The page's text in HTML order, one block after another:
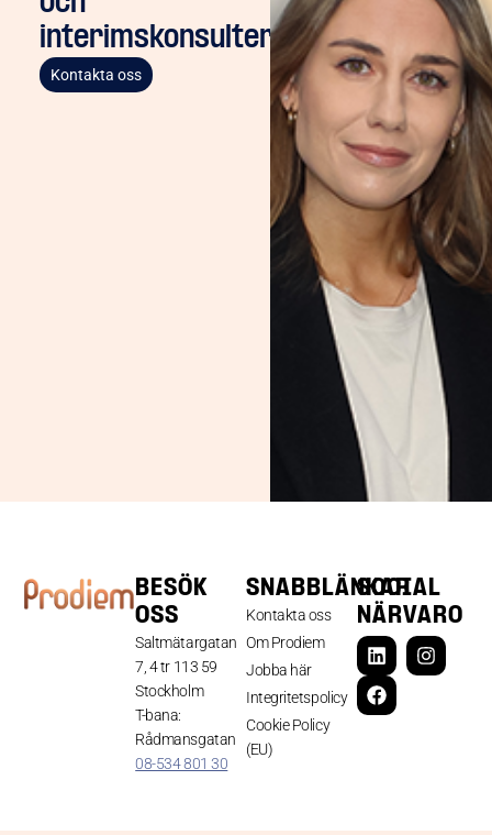
interimskonsulter
Kontakta oss
BESÖK
OSS
Saltmätargatan
7, 4 tr 113 59
Stockholm
T-bana:
Rådmansgatan
08-534 801 30
SNABBLÄNKAR
Kontakta oss
Om Prodiem
Jobba här
Integritetspolicy
Cookie Policy
(EU)
SOCIAL
NÄRVARO